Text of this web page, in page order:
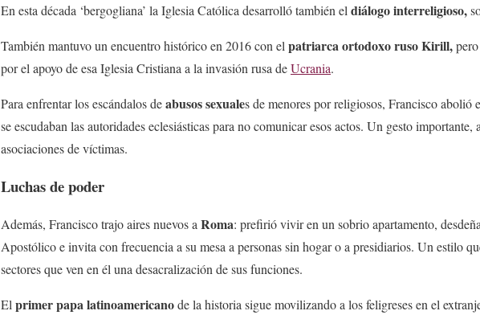
En esta década ‘bergogliana’ la Iglesia Católica desarrolló también el diálogo interreligioso,
También mantuvo un encuentro histórico en 2016 con el patriarca ortodoxo ruso Kirill,
por el apoyo de esa Iglesia Cristiana a la invasión rusa deUcrania.
Para enfrentar los escándalos deabusos sexuales de menores por religiosos, Francisco abolió
se escudaban las autoridades eclesiásticas para no comunicar esos actos. Un gesto
asociaciones de víctimas.
Luchas de poder
Además, Francisco trajo aires nuevos a Roma: prefirió vivir en un sobrio apartamento,
Apostólico e invita con frecuencia a su mesa a personas sin hogar o a presidiarios. Un estilo
sectores que ven en él una desacralización de sus funciones.
El primer papa latinoamericanode la historia sigue movilizando a los feligreses en el